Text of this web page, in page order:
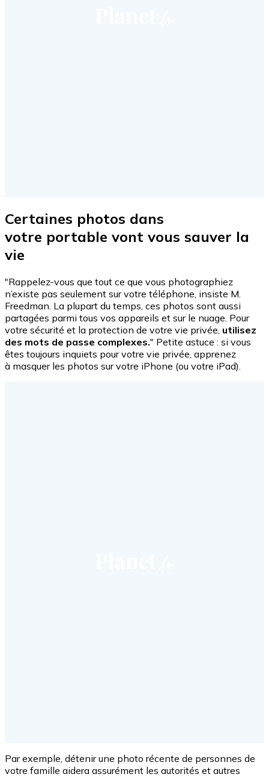
Certaines photos dans
votre portable vont vous sauver la
vie
"Rappelez-vous que tout ce que vous photographiez
n’existe pas seulement sur votre téléphone, insiste M.
Freedman. La plupart du temps, ces photos sont aussi
partagées parmi tous vos appareils et sur le nuage. Pour
votre sécurité et la protection de votre vie privée, utilisez
des mots de passe complexes." Petite astuce : si vous
êtes toujours inquiets pour votre vie privée, apprenez
à masquer les photos sur votre iPhone (ou votre iPad).
Par exemple, détenir une photo récente de personnes de
votre famille aidera assurément les autorités et autres